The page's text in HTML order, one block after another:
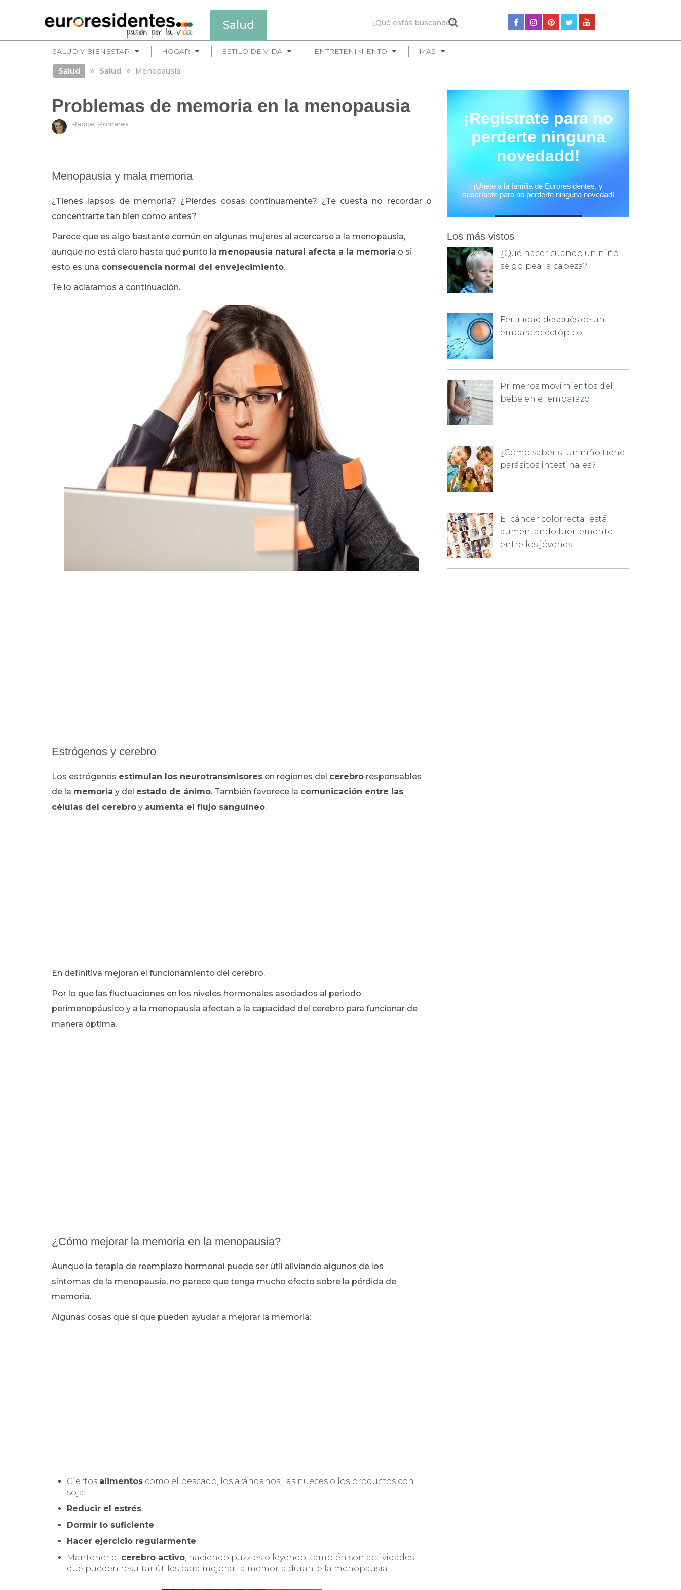
Salud
SALUD Y BIENESTAR HOGAR ESTILO DE VIDA ENTRETENIMIENTO MAS
Salud Salud Menopausia
Problemas de memoria en la menopausia
Raquel Pomares
Menopausia y mala memoria
¿Tienes lapsos de memoria? ¿Pierdes cosas continuamente? ¿Te cuesta no recordar o
concentrarte tan bien como antes?
Parece que es algo bastante común en algunas mujeres al acercarse a la menopausia,
aunque no está claro hasta qué punto la menopausia natural afecta a la memoria o si
esto es una consecuencia normal del envejecimiento.
Te lo aclaramos a continuación.
Estrógenos y cerebro
Los estrógenos estimulan los neurotransmisores en regiones del cerebro responsables
de la memoria y del estado de ánimo. También favorece la comunicación entre las
células del cerebro y aumenta el flujo sanguíneo.
En definitiva mejoran el funcionamiento del cerebro.
Por lo que las fluctuaciones en los niveles hormonales asociados al periodo
perimenopáusico y a la menopausia afectan a la capacidad del cerebro para funcionar de
manera óptima.
¿Cómo mejorar la memoria en la menopausia?
Aunque la terapia de reemplazo hormonal puede ser útil aliviando algunos de los
síntomas de la menopausia, no parece que tenga mucho efecto sobre la pérdida de
memoria.
Algunas cosas que sí que pueden ayudar a mejorar la memoria:
Ciertos alimentos como el pescado, los arándanos, las nueces o los productos con
soja
Reducir el estrés
Dormir lo suficiente
Hacer ejercicio regularmente
Mantener el cerebro activo, haciendo puzzles o leyendo, también son actividades
que pueden resultar útiles para mejorar la memoria durante la menopausia.
Los más vistos
¿Qué hacer cuando un niño
se golpea la cabeza?
Fertilidad después de un
embarazo ectópico
Primeros movimientos del
bebé en el embarazo
¿Cómo saber si un niño tiene
parásitos intestinales?
El cáncer colorrectal está
aumentando fuertemente
entre los jóvenes